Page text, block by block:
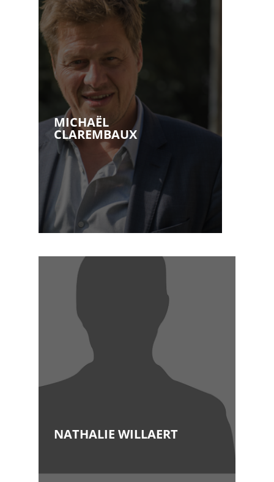
1998
Diplômé en notariat à l’UCL en
juin 1999
Inscription au Barreau de
Nivelles en 1999
Administrateur de la Ligue des
Droits de...Voir plus
MICHAËL
CLAREMBAUX
Licence en droit à l’UCL en
international de l’université de
Dijon (France) en 2002
Inscription au Barreau de
Nivelles en septembre...Voir
NATHALIE WILLAERT